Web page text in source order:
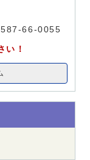
66-0055
い！